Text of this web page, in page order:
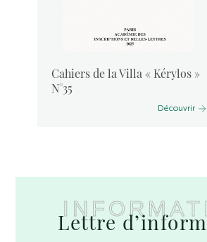
Cahiers de la Villa « Kérylos »
N°35
Découvrir
Lettre